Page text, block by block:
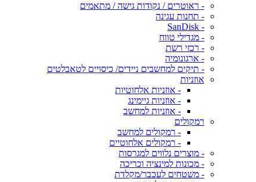
- ראוטרים / נקודות גישה / מתאמים
- תחנות עגינה
- SanDisk
- מגדילי טווח
- רכזי רשת
- ארגונומיה
- תיקים למחשבים ניידים/ כיסויים לטאבלטים
אוזניות
- אוזניות אלחוטיות
- אוזניות גיימינג
- אוזניות למחשב
רמקולים
- רמקולים למחשב
- רמקולים אלחוטיים
- מוצרים נלווים למגרסות
- מכונות למינציה וכריכה
- משטחים לעכבר/מקלדת